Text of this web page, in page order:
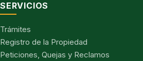
SERVICIOS
Trámites
Registro de la Propiedad
Peticiones, Quejas y Reclamos